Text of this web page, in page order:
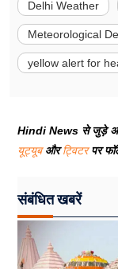
Delhi Weather
Meteorological
yellow alert for
Hindi News से जुड़े
यूट्यूबऔरट्विटरपर
संबंधित खबरें